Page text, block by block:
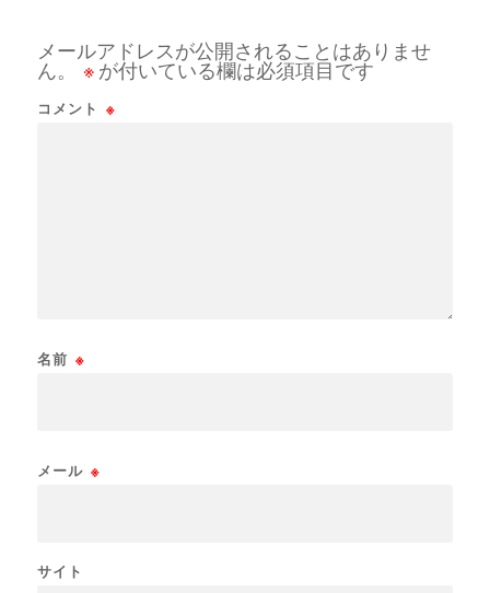
メールアドレスが公開されることはありませ
ん。
※ が付いている欄は必須項目です
コメント ※
名前 ※
メール ※
サイト